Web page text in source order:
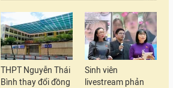
THPT Nguyễn Thái
Bình thay đổi đồng
Sinh viên
livestream phản